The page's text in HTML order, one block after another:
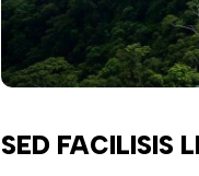
SED FACILISIS